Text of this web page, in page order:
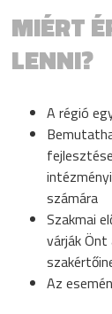
MIÉRT
LENNI?
A régió
számára
Szakmai
várják Önt
Az